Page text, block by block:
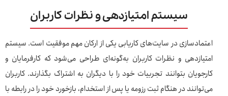
سیستم امتیازدهی و نظرات کاربران
اعتمادسازی در سایت‌های کاریابی یکی از ارکان مهم موفقیت است. سیستم
امتیازدهی و نظرات کاربران به‌گونه‌ای طراحی می‌شود که کارفرمایان و
کارجویان بتوانند تجربیات خود را با دیگران به اشتراک بگذارند. کاربران
می‌توانند در هنگام ثبت رزومه یا پس از استخدام، بازخورد خود را در رابطه با